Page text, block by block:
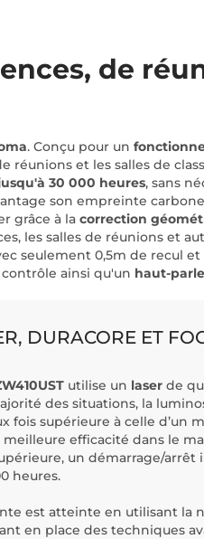
de
. Conçu pour un
réunions et les salles de
30 000 heures, sans
son empreinte
grâce à la correction
les salles de réunions et
seulement 0,5m de recul et
ainsi qu'un haut-
DURACORE ET
utilise un laser de
des situations, la
fois supérieure à celle d’un
efficacité dans le
un démarrage/arrêt
heures.
est atteinte en utilisant la
en place des techniques